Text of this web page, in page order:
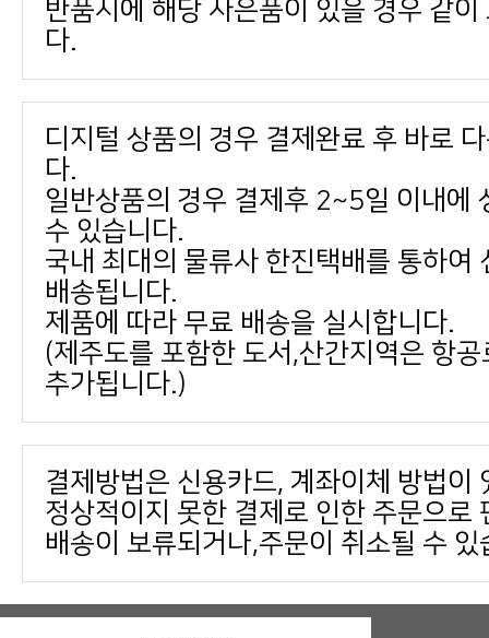
다.
다.
수 있습니다.
배송됩니다.
제품에 따라 무료 배송을 실시합니다.
추가됩니다.)
결제방법은 신용카드, 계좌이체 방법이
배송이 보류되거나,주문이 취소될 수 있